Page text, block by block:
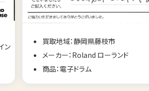
メーカー：Muramatsu ムラマツ
商品：フルート